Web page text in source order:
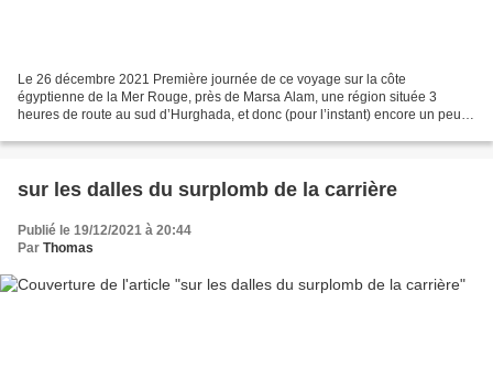
Le 26 décembre 2021 Première journée de ce voyage sur la côte
égyptienne de la Mer Rouge, près de Marsa Alam, une région située 3
heures de route au sud d’Hurghada, et donc (pour l’instant) encore un peu à
sur les dalles du surplomb de la carrière
Publié le 19/12/2021 à 20:44
Par Thomas